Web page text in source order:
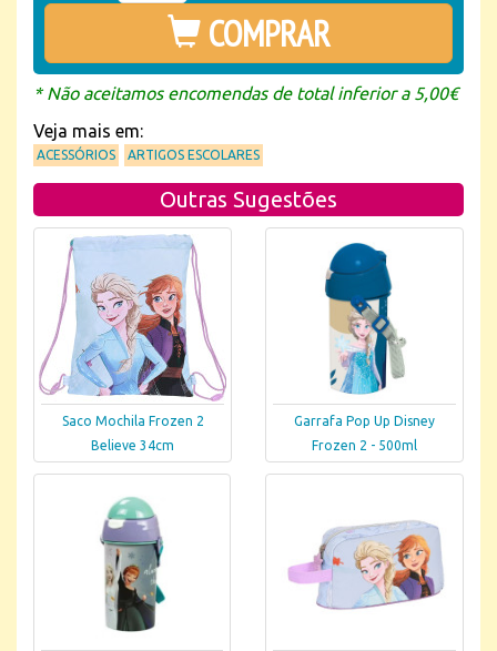
COMPRAR
* Não aceitamos encomendas de total inferior a 5,00€
Veja mais em:
ACESSÓRIOS ARTIGOS ESCOLARES
Outras Sugestões
Saco Mochila Frozen 2
Believe 34cm
Garrafa Pop Up Disney
Frozen 2 - 500ml